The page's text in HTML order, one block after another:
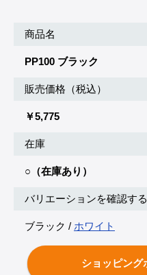
商品名
PP100 ブラック
販売価格（税込）
￥5,775
在庫
○（在庫あり）
バリエーションを確認する
ブラック / ホワイト